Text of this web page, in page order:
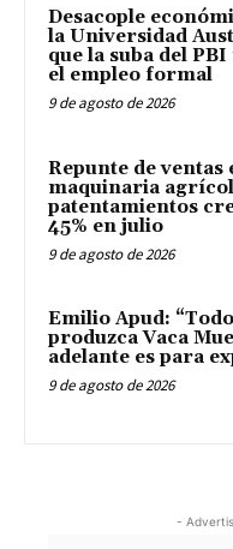
Desacople
la Universidad
que la suba del
el empleo formal
9 de agosto de 2026
Repunte de ventas
maquinaria
patentamientos
45% en julio
9 de agosto de 2026
Emilio Apud:
produzca Vaca
adelante es para
9 de agosto de 2026
-